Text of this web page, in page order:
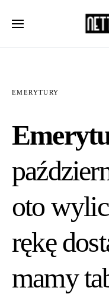
EMERYTURY
oto
rękę
mamy